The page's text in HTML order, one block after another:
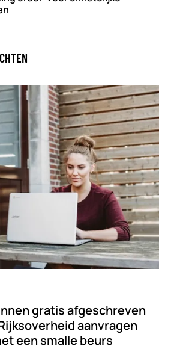
gratis afgeschreven
aanvragen
een smalle beurs